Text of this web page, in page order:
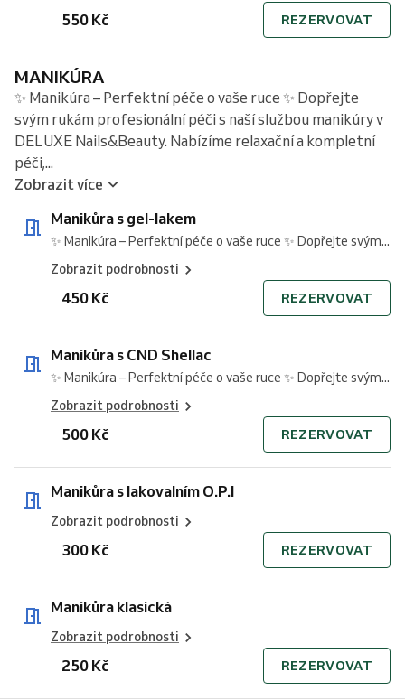
550 Kč REZERVOVAT
MANIKÚRA
✨ Manikúra – Perfektní péče o vaše ruce ✨ Dopřejte
svým rukám profesionální péči s naší službou manikúry v
DELUXE Nails&Beauty. Nabízíme relaxační a kompletní
péči,...
Zobrazit více
Manikůra s gel-lakem
✨ Manikúra – Perfektní péče o vaše ruce ✨ Dopřejte svým...
Zobrazit podrobnosti
450 Kč REZERVOVAT
Manikůra s CND Shellac
✨ Manikúra – Perfektní péče o vaše ruce ✨ Dopřejte svým...
Zobrazit podrobnosti
500 Kč REZERVOVAT
Manikůra s lakovalním O.P.I
Zobrazit podrobnosti
300 Kč REZERVOVAT
Manikůra klasická
Zobrazit podrobnosti
250 Kč REZERVOVAT